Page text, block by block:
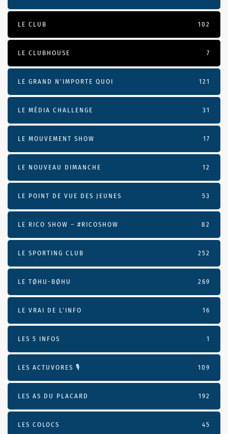
LE CLUB 102
LE CLUBHOUSE 7
LE GRAND N’IMPORTE QUOI 121
LE MÉDIA CHALLENGE 31
LE MOUVEMENT SHOW 17
LE NOUVEAU DIMANCHE 12
LE POINT DE VUE DES JEUNES 53
LE RICO SHOW – #RICOSHOW 82
LE SPORTING CLUB 252
LE TØHU-BØHU 269
LE VRAI DE L’INFO 16
LES 5 INFOS 1
LES ACTUVORES 🎙 109
LES AS DU PLACARD 192
LES COLOCS 45